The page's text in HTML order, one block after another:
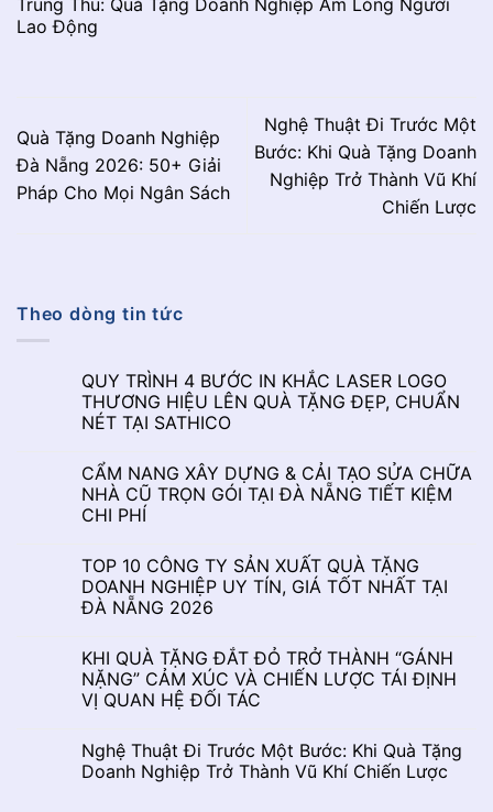
Trung Thu: Quà Tặng Doanh Nghiệp Ấm Lòng Người
Lao Động
Quà Tặng Doanh Nghiệp
Đà Nẵng 2026: 50+ Giải
Pháp Cho Mọi Ngân Sách
Nghệ Thuật Đi Trước Một
Bước: Khi Quà Tặng Doanh
Nghiệp Trở Thành Vũ Khí
Chiến Lược
Theo dòng tin tức
QUY TRÌNH 4 BƯỚC IN KHẮC LASER LOGO
THƯƠNG HIỆU LÊN QUÀ TẶNG ĐẸP, CHUẨN
NÉT TẠI SATHICO
CẨM NANG XÂY DỰNG & CẢI TẠO SỬA CHỮA
NHÀ CŨ TRỌN GÓI TẠI ĐÀ NẴNG TIẾT KIỆM
CHI PHÍ
TOP 10 CÔNG TY SẢN XUẤT QUÀ TẶNG
DOANH NGHIỆP UY TÍN, GIÁ TỐT NHẤT TẠI
ĐÀ NẴNG 2026
KHI QUÀ TẶNG ĐẮT ĐỎ TRỞ THÀNH “GÁNH
NẶNG” CẢM XÚC VÀ CHIẾN LƯỢC TÁI ĐỊNH
VỊ QUAN HỆ ĐỐI TÁC
Nghệ Thuật Đi Trước Một Bước: Khi Quà Tặng
Doanh Nghiệp Trở Thành Vũ Khí Chiến Lược